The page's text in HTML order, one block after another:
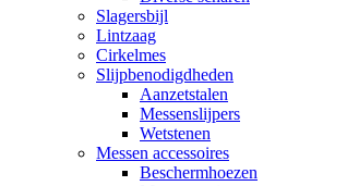
Slagersbijl
Lintzaag
Cirkelmes
Slijpbenodigdheden
Aanzetstalen
Messenslijpers
Wetstenen
Messen accessoires
Beschermhoezen